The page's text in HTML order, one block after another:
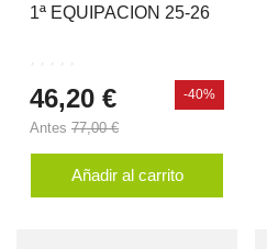
1ª EQUIPACION 25-26
46,20 €
Antes 77,00 €
-40%
Añadir al carrito